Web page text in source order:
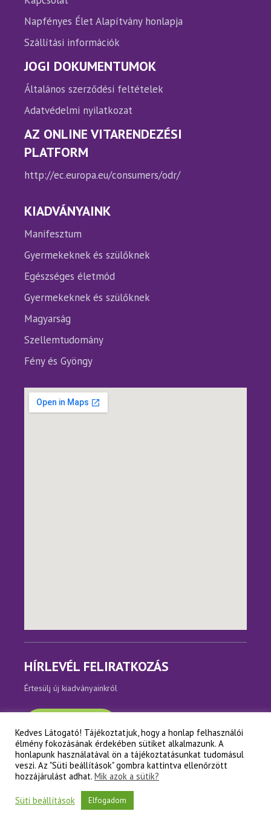
Napfényes Élet Alapítvány honlapja
Szállítási információk
JOGI DOKUMENTUMOK
Általános szerződési feltételek
Adatvédelmi nyilatkozat
AZ ONLINE VITARENDEZÉSI
PLATFORM
http://ec.europa.eu/consumers/odr/
KIADVÁNYAINK
Manifesztum
Gyermekeknek és szülőknek
Egészséges életmód
Gyermekeknek és szülőknek
Magyarság
Szellemtudomány
Fény és Gyöngy
HÍRLEVÉL FELIRATKOZÁS
Értesülj új kiadványainkról
Copyright © Napfényes Élet Alapítvány
Kedves Látogató! Tájékoztatjuk, hogy a honlap felhasználói
élmény fokozásának érdekében sütiket alkalmazunk. A
honlapunk használatával ön a tájékoztatásunkat tudomásul
veszi. Az "Süti beállítások" gombra kattintva ellenőrzött
hozzájárulást adhat. Mik azok a sütik?
Süti beállítások Elfogadom